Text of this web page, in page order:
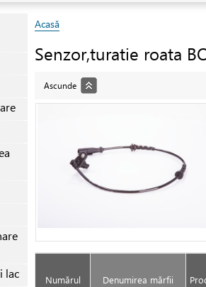
lac
Acasă
Senzor,turatie roata
Ascunde
Numărul Denumirea mărfii